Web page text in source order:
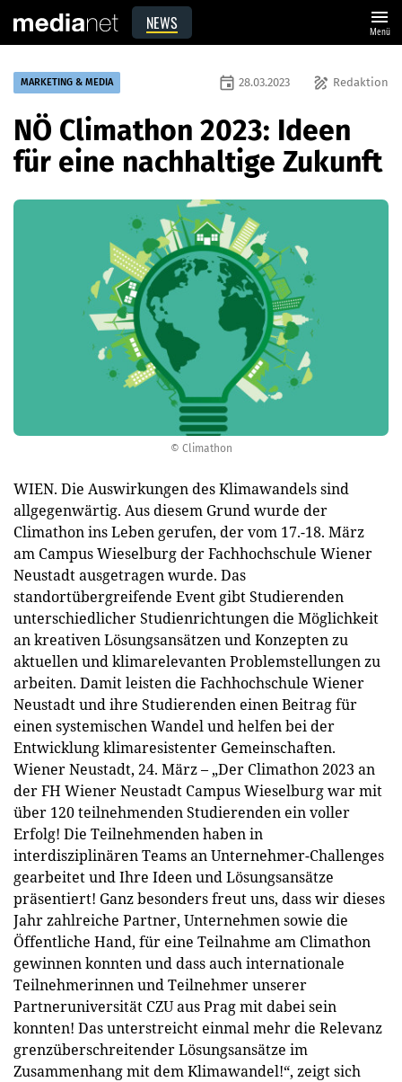
NEWS menu
Menü
© Climathon
MARKETING & MEDIA draw Redaktion
event 28.03.2023
NÖ Climathon 2023: Ideen
für eine nachhaltige Zukunft
WIEN. Die Auswirkungen des Klimawandels sind
allgegenwärtig. Aus diesem Grund wurde der
Climathon ins Leben gerufen, der vom 17.-18. März
am Campus Wieselburg der Fachhochschule Wiener
Neustadt ausgetragen wurde. Das
standortübergreifende Event gibt Studierenden
unterschiedlicher Studienrichtungen die Möglichkeit
an kreativen Lösungsansätzen und Konzepten zu
aktuellen und klimarelevanten Problemstellungen zu
arbeiten. Damit leisten die Fachhochschule Wiener
Neustadt und ihre Studierenden einen Beitrag für
einen systemischen Wandel und helfen bei der
Entwicklung klimaresistenter Gemeinschaften.
Wiener Neustadt, 24. März – „Der Climathon 2023 an
der FH Wiener Neustadt Campus Wieselburg war mit
über 120 teilnehmenden Studierenden ein voller
Erfolg! Die Teilnehmenden haben in
interdisziplinären Teams an Unternehmer-Challenges
gearbeitet und Ihre Ideen und Lösungsansätze
präsentiert! Ganz besonders freut uns, dass wir dieses
Jahr zahlreiche Partner, Unternehmen sowie die
Öffentliche Hand, für eine Teilnahme am Climathon
gewinnen konnten und dass auch internationale
Teilnehmerinnen und Teilnehmer unserer
Partneruniversität CZU aus Prag mit dabei sein
konnten! Das unterstreicht einmal mehr die Relevanz
grenzüberschreitender Lösungsansätze im
Zusammenhang mit dem Klimawandel!“, zeigt sich